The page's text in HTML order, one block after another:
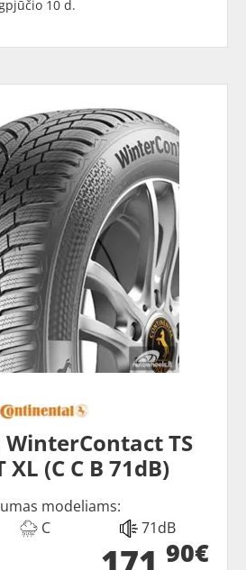
10 d.
WinterContact TS
XL (C C B 71dB)
modeliams:
C 71dB
90€